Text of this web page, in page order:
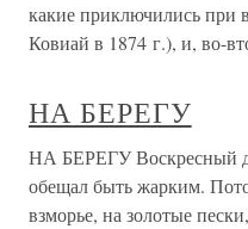
какие приключились при
Ковиай в 1874 г.), и, во-
НА БЕРЕГУ
НА БЕРЕГУ Воскресный
обещал быть жарким.
взморье, на золотые